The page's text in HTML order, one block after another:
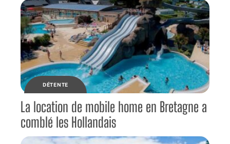
DÉTENTE
La location de mobile home en Bretagne a
comblé les Hollandais